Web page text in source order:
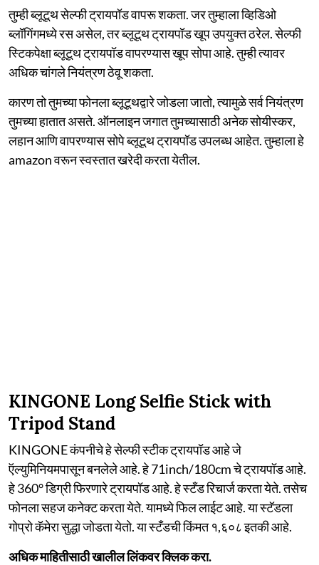
तुम्ही ब्लूटूथ सेल्फी ट्रायपॉड वापरू शकता. जर तुम्हाला व्हिडिओ
ब्लॉगिंगमध्ये रस असेल, तर ब्लूटूथ ट्रायपॉड खूप उपयुक्त ठरेल. सेल्फी
स्टिकपेक्षा ब्लूटूथ ट्रायपॉड वापरण्यास खूप सोपा आहे. तुम्ही त्यावर
अधिक चांगले नियंत्रण ठेवू शकता.
कारण तो तुमच्या फोनला ब्लूटूथद्वारे जोडला जातो, त्यामुळे सर्व नियंत्रण
तुमच्या हातात असते. ऑनलाइन जगात तुमच्यासाठी अनेक सोयीस्कर,
लहान आणि वापरण्यास सोपे ब्लूटूथ ट्रायपॉड उपलब्ध आहेत. तुम्हाला हे
amazon वरून स्वस्तात खरेदी करता येतील.
KINGONE Long Selfie Stick with
Tripod Stand
KINGONE कंपनीचे हे सेल्फी स्टीक ट्रायपॉड आहे जे
ऍल्युमिनियमपासून बनलेले आहे. हे 71inch/180cm चे ट्रायपॉड आहे.
हे 360° डिग्री फिरणारे ट्रायपॉड आहे. हे स्टँड रिचार्ज करता येते. तसेच
फोनला सहज कनेक्ट करता येते. यामध्ये फिल लाईट आहे. या स्टॅडला
गोप्रो कॅमेरा सुद्धा जोडता येतो. या स्टँडची किंमत १,६०८ इतकी आहे.
अधिक माहितीसाठी खालील लिंकवर क्लिक करा.